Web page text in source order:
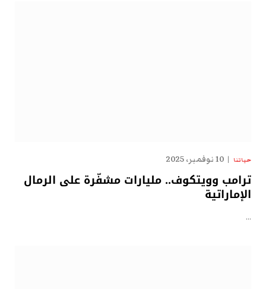
حياتنا 10 نوفمبر، 2025
ترامب وويتكوف.. مليارات مشفّرة على الرمال
الإماراتية
…